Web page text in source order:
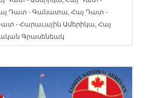
Դատ - Գանատա ,Հայ Դատ -
- Հարաւային Ամերիկա ,Հայ
Գրասենեակ